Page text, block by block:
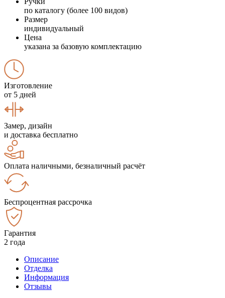
по каталогу (более 100 видов)
Размер
индивидуальный
Цена
указана за базовую комплектацию
Изготовление
от 5 дней
Замер, дизайн
и доставка бесплатно
Оплата наличными, безналичный расчёт
Беспроцентная рассрочка
Гарантия
2 года
Описание
Отделка
Информация
Отзывы